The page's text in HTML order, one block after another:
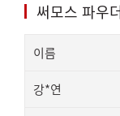
써모스 파우
이름
강*연